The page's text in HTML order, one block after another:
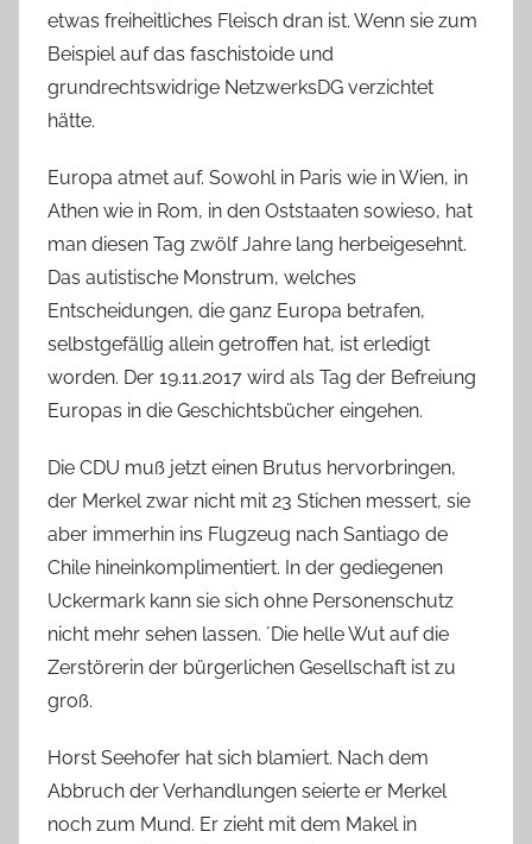
etwas freiheitliches Fleisch dran ist. Wenn sie zum
Beispiel auf das faschistoide und
grundrechtswidrige NetzwerksDG verzichtet
hätte.
Europa atmet auf. Sowohl in Paris wie in Wien, in
Athen wie in Rom, in den Oststaaten sowieso, hat
man diesen Tag zwölf Jahre lang herbeigesehnt.
Das autistische Monstrum, welches
Entscheidungen, die ganz Europa betrafen,
selbstgefällig allein getroffen hat, ist erledigt
worden. Der 19.11.2017 wird als Tag der Befreiung
Europas in die Geschichtsbücher eingehen.
Die CDU muß jetzt einen Brutus hervorbringen,
der Merkel zwar nicht mit 23 Stichen messert, sie
aber immerhin ins Flugzeug nach Santiago de
Chile hineinkomplimentiert. In der gediegenen
Uckermark kann sie sich ohne Personenschutz
nicht mehr sehen lassen. ´Die helle Wut auf die
Zerstörerin der bürgerlichen Gesellschaft ist zu
groß.
Horst Seehofer hat sich blamiert. Nach dem
Abbruch der Verhandlungen seierte er Merkel
noch zum Mund. Er zieht mit dem Makel in